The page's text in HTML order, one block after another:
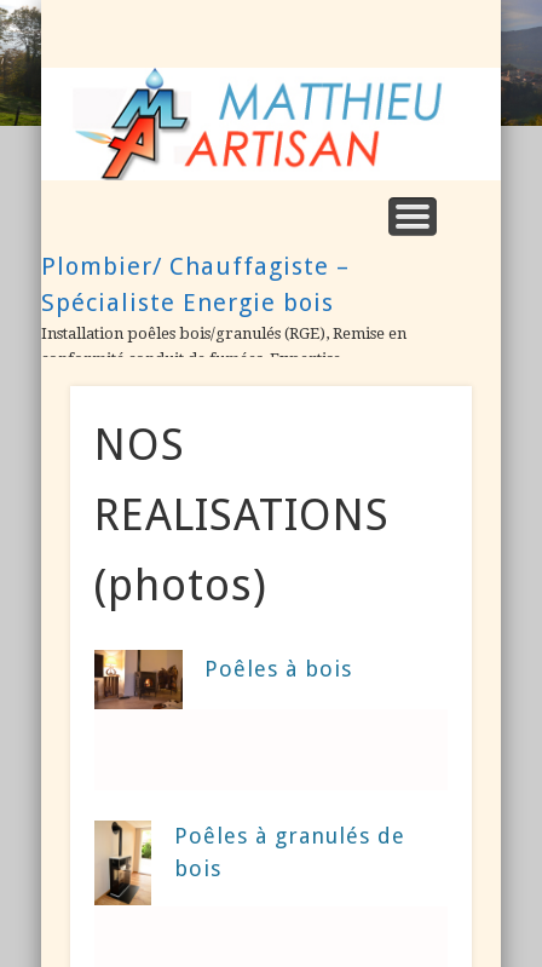
Plombier/ Chauffagiste –
Spécialiste Energie bois
Installation poêles bois/granulés (RGE), Remise en
conformité conduit de fumées, Expertise
NOS
REALISATIONS
(photos)
Poêles à bois
Poêles à granulés de
bois